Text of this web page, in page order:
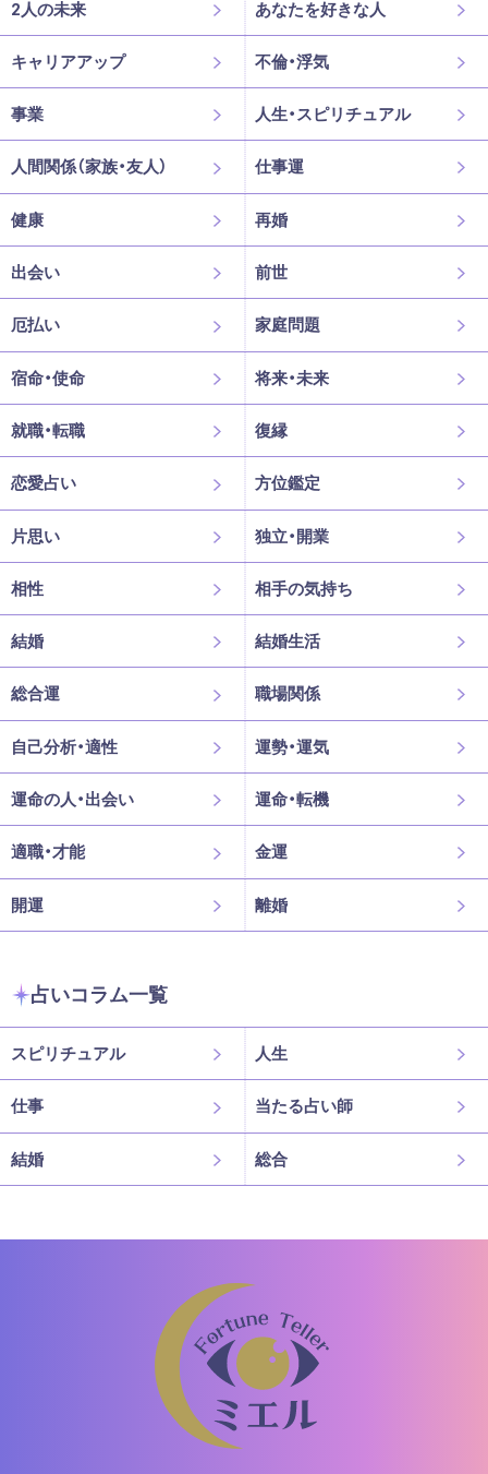
2人の未来 あなたを好きな人
キャリアアップ 不倫・浮気
事業 人生・スピリチュアル
人間関係（家族・友人） 仕事運
健康 再婚
出会い 前世
厄払い 家庭問題
宿命・使命 将来・未来
就職・転職 復縁
恋愛占い 方位鑑定
片思い 独立・開業
相性 相手の気持ち
結婚 結婚生活
総合運 職場関係
自己分析・適性 運勢・運気
運命の人・出会い 運命・転機
適職・才能 金運
開運 離婚
占いコラム一覧
スピリチュアル 人生
仕事 当たる占い師
結婚 総合